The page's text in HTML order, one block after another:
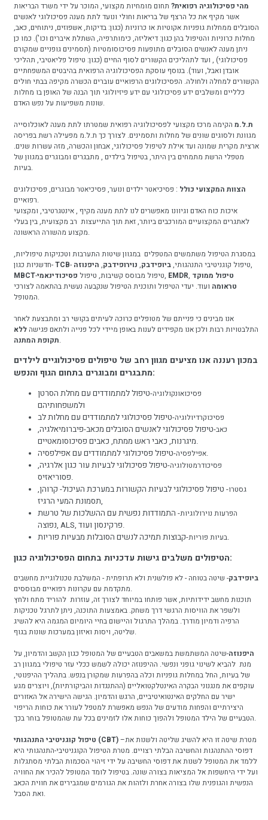
מהי פסיכולוגיה רפואית? תחום מומחיות מקצועי, המוכר על ידי משרד הבריאות
אשר מקיף את כל הרצף של בריאות וחולי ונועד לתת מענה פסיכולוגי לאנשים
הסובלים ממחלות גופניות אקוטיות או כרוניות (כגון: בדיקות, אשפוזים, ניתוחים, כאב,
מחלות כרוניות והטיפול בהן כגון: דיאליזה, כימותרפיה, השתלת איברים וכו'). כמו כן
ניתן מענה לאנשים הסובלים מתופעות פסיכוסומטיות (תסמינים גופניים שמקורם
פסיכולוגי) , ועד לתהליכים הקשורים לסוף החיים (כגון: טיפול פליאטיבי, תהליכי
אובדן ואבל, ועוד). בנוסף עוסקת הפסיכולוגיה הרפואית בהיבטים המשפחתיים
הקשורים למחלה ולחולה. הפסיכולוגים הרפואיים עוברים הכשרה מקיפה בבתי חולים
כלליים ומשלבים ידע פסיכולוגי עם ידע פיזיולוגי תוך הבנה של האופן בו מחלות
שונות משפיעות על נפש האדם.
ת.ל.מ הקימה מרכז מקצועי לפסיכולוגיה רפואית שמטרתו לתת מענה לאוכלוסייה
מגוונת ולסוגים שונים של מחלות ותסמינים. לצורך כך ת.ל.מ מפעילה רשת בפריסה
ארצית מקרית שמונה ועד אילת לטיפול פסיכולוגי, אבחון והכשרה, מזה עשרות שנים.
מטפלי הרשת מתמחים בין היתר, בטיפול בילדים , מתבגרים ומבוגרים במגוון של
בעיות.
הצוות המקצועי כולל : פסיכיאטר ילדים ונוער, פסיכיאטר מבוגרים, פסיכולוגים
רפואיים.
איכות כוח האדם וגיוונו מאפשרים לנו לתת מענה מקיף , אינטגרטיבי, ומקצועי
לאתגרים המקצועיים המורכבים ביותר, זאת תוך התייעצות רב מקצועית, בין בעלי
מקצוע מהשורה הראשונה.
במסגרת הטיפול משתמשים המטפלים במגוון שיטות התערבות וטכניקות טיפוליות,
חדשניות כגון-TCB - טיפול קוגניטיבי התנהגותי,ביופידבק, נוירופידבק, היפנוזה
,
MBCT
-טיפול מבוסס קשיבות, טיפול פסיכודינאמי , EMDR, טיפול ממוקד
טראומה ועוד. יעדי הטיפול ותוכנית הטיפול שנקבעה נעשית בהתאמה לצורכי
המטופל.
אנו מבינים כי פנייתם של מטופלים כרוכה לעיתים בקושי רב ומתבצעת לאחר
התלבטויות רבות ולכן אנו מקפידים לענות באופן מיידי לכל פנייה ולתאם פגישהללא
תקופת המתנה.
במכון רעננה אנו מציעים מגוון רחב של טיפולים פסיכולוגיים לילדים
מתבגרים ומבוגרים בתחום הגוף והנפש:
פסיכואונקולוגיה-טיפול למתמודדים עם מחלת הסרטן
פסיכוקרדיולוגיה-טיפול פסיכולוגי למתמודדים עם מחלות לב
כאב-טיפול פסיכולוגי לאנשים הסובלים מכאב-פיברומיאלגיה,
מיגרנות, כאבי ראש ממתח, כאבים פסיכוסומאטיים.
אפילפסיה-טיפול פסיכולוגי למתמודדים עם אפילפסיה.
פסיכודרמטולוגיה-טיפול פסיכולוגי לבעיות עור כגון אלרגיה,
פסוריאזיס.
גסטרו- טיפול פסיכולוגי לבעיות הקשורות במערכת העיכול- קרוהן,
תסמונת המעי הרגיז,
הפרעות נוירולוגיות- התמודדות נפשית עם ההשלכות של טרשת
נפוצה, ALS, פרקינסון ועוד.
בעיות פוריות-קבוצות תמיכה לנשים הסובלות מבעיות פוריות.
הטיפולים משלבים גישות עדכניות בתחום הפסיכולוגיה כגון:
ביופידבק- שיטה בטוחה - לא פולשנית ולא תרופתית - המשלבת טכנולוגיית מחשבים
מתקדמת עם עקרונות רפואיים מבוססים.
תוכנות מחשב ידידותיות, אשר פותחו במיוחד לצורך זה, עוזרות להוריד מתח ולחץ
ולשפר את הוויסות הרגשי דרך משחק. באמצעות התוכנה, ניתן לתרגל טכניקות
הרפיה ודמיון מודרך. במהלך התרגול והיישום בחיי היומיום המגמה היא להשיג
שליטה, ויסות ואיזון במערכות שונות בגוף.
היפנוזה-שיטה המשתמשת במשאבים הטבעיים של המטופל כגון הקשב והדמיון, על
מנת להביא לשינוי גופני ונפשי. ההיפנוזה יכולה לשמש ככלי עזר טיפולי במגוון רב
של בעיות, החל במחלות גופניות וכלה בהפרעות שמקורן בנפש. בתהליך ההיפנוטי,
עוקפים את מנגנוני הבקרה האינטלקטואליים (ההתנגדות והביקורתיות), ויוצרים מגע
ישיר עם החלקים האינטואיטיביים, הרגש והדמיון. הגישה הישירה אל האזורים
היצירתיים והפחות מודעים של הנפש מאפשרת למטפל לעורר את כוחות הריפוי
הטבעיים של הילד המטופל ולהפוך כוחות אלו לזמינים בכל עת שהמטופל בוחר בכך.
טיפול קוגניטיבי התנהגותי (CBT)–מטרת שיטה זו היא להשיג שליטה ולשנות את
דפוסי ההתנהגות והחשיבה הבלתי רצויים. מטרת הטיפול הקוגניטיבי-התנהגותי היא
ללמד את המטופל לשנות את דפוסי החשיבה על ידי זיהוי הסכמות הבלתי מסתגלות
ועל ידי היחשפות אל המציאות בצורה שונה. בטיפול לומד המטופל להכיר את החוויה
הנפשית והגופנית שלו בצורה אחרת ולזהות את הגורמים שמגבירים את חווית הכאב
ואת הסבל.